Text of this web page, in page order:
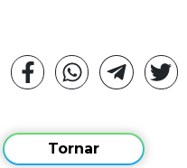
Tornar